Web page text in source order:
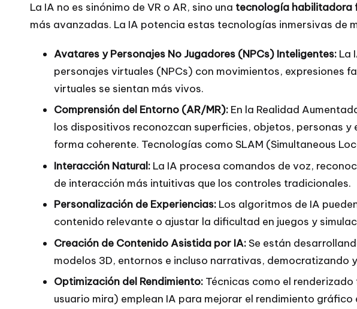
La IA no es sinónimo de VR o AR, sino una tecnología habilitadora
más avanzadas. La IA potencia estas tecnologías inmersivas de
Avatares y Personajes No Jugadores (NPCs) Inteligentes: La
personajes virtuales (NPCs) con movimientos, expresiones
virtuales se sientan más vivos.
Comprensión del Entorno (AR/MR): En la Realidad
los dispositivos reconozcan superficies, objetos, personas
forma coherente. Tecnologías como SLAM (Simultaneous
Interacción Natural: La IA procesa comandos de voz,
de interacción más intuitivas que los controles tradicionales.
Personalización de Experiencias: Los algoritmos de IA
contenido relevante o ajustar la dificultad en juegos y
Creación de Contenido Asistida por IA:Se están
modelos 3D, entornos e incluso narrativas, democratizando
Optimización del Rendimiento: Técnicas como el
usuario mira) emplean IA para mejorar el rendimiento